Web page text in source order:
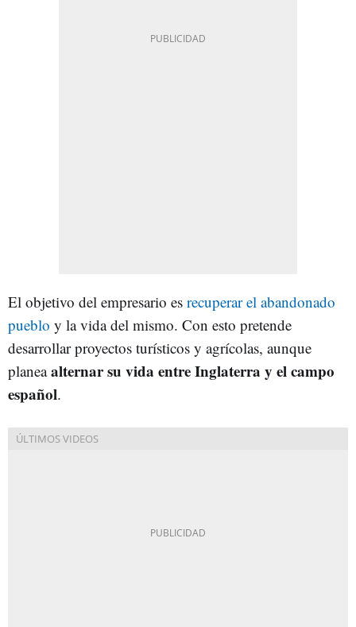
El objetivo del empresario es recuperar el abandonado
pueblo y la vida del mismo. Con esto pretende
desarrollar proyectos turísticos y agrícolas, aunque
planeaalternar su vida entre Inglaterra y el campo
español.